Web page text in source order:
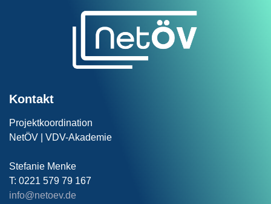
Kontakt
Projektkoordination
NetÖV | VDV-Akademie
Stefanie Menke
T: 0221 579 79 167
info@netoev.de